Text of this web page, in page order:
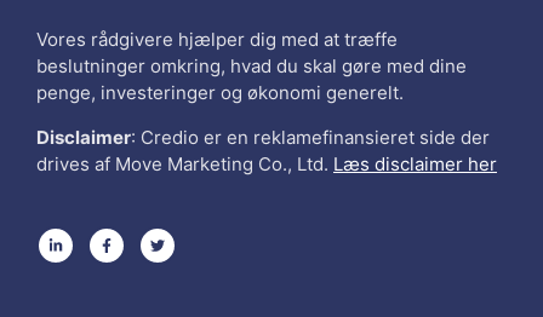
Vores rådgivere hjælper dig med at træffe
beslutninger omkring, hvad du skal gøre med dine
penge, investeringer og økonomi generelt.
Disclaimer: Credio er en reklamefinansieret side der
drives af Move Marketing Co., Ltd. Læs disclaimer her